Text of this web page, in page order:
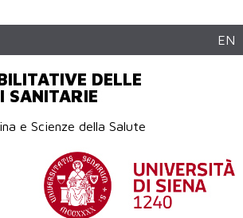
contenuto
EN
DELLE
SANITARIE
e Scienze della Salute